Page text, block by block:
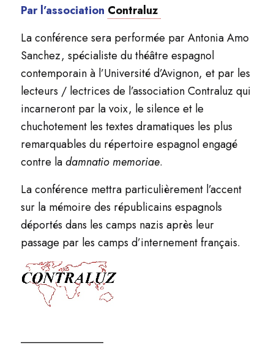
Par l’association Contraluz
La conférence sera performée par Antonia Amo
Sanchez, spécialiste du théâtre espagnol
contemporain à l’Université d’Avignon, et par les
lecteurs / lectrices de l’association Contraluz qui
incarneront par la voix, le silence et le
chuchotement les textes dramatiques les plus
remarquables du répertoire espagnol engagé
contre ladamnatio memoriae.
La conférence mettra particulièrement l’accent
sur la mémoire des républicains espagnols
déportés dans les camps nazis après leur
passage par les camps d’internement français.
_______________